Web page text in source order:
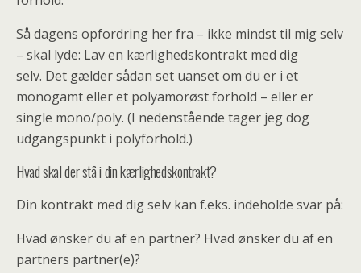
Så dagens opfordring her fra – ikke mindst til mig selv
– skal lyde: Lav en kærlighedskontrakt med dig
selv. Det gælder sådan set uanset om du er i et
monogamt eller et polyamorøst forhold – eller er
single mono/poly. (I nedenstående tager jeg dog
udgangspunkt i polyforhold.)
Hvad skal der stå i din kærlighedskontrakt?
Din kontrakt med dig selv kan f.eks. indeholde svar på:
Hvad ønsker du af en partner? Hvad ønsker du af en
partners partner(e)?